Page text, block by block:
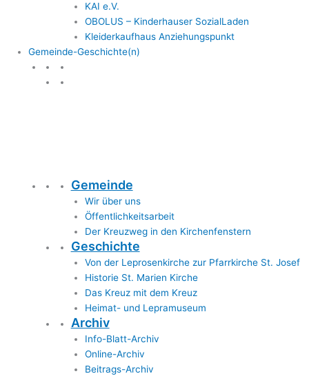
KAI e.V.
OBOLUS – Kinderhauser SozialLaden
Kleiderkaufhaus Anziehungspunkt
Gemeinde-Geschichte(n)
Gemeinde
Wir über uns
Öffentlichkeitsarbeit
Der Kreuzweg in den Kirchenfenstern
Geschichte
Von der Leprosenkirche zur Pfarrkirche St. Josef
Historie St. Marien Kirche
Das Kreuz mit dem Kreuz
Heimat- und Lepramuseum
Archiv
Info-Blatt-Archiv
Online-Archiv
Beitrags-Archiv